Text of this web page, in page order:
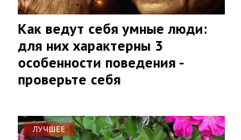
Как ведут себя умные люди:
для них характерны 3
особенности поведения -
проверьте себя
ЛУЧШЕЕ